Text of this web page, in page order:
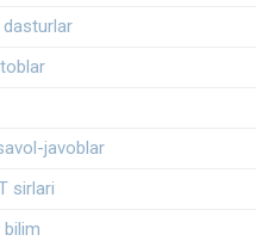
javoblar
sirlari
bilim